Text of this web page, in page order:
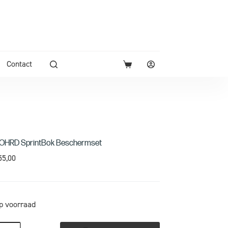
Contact
SprintBok Beschermset
voorraad